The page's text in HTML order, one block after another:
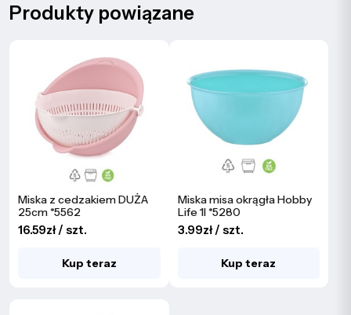
Produkty powiązane
Miska z cedzakiem DUŻA
25cm *5562
16.59zł / szt.
Kup teraz
Miska misa okrągła Hobby
Life 1l *5280
3.99zł / szt.
Kup teraz